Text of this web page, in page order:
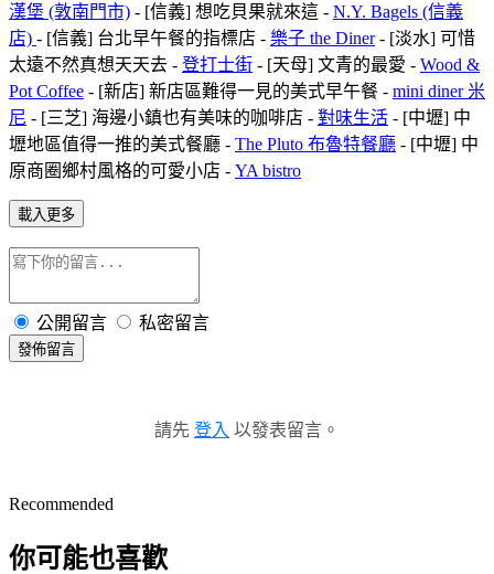
漢堡 (敦南門市) - [信義] 想吃貝果就來這 - N.Y. Bagels (信義
店) - [信義] 台北早午餐的指標店 - 樂子 the Diner- [淡水] 可惜
太遠不然真想天天去 - 登打士街 - [天母] 文青的最愛 - Wood &
Pot Coffee - [新店] 新店區難得一見的美式早午餐 - mini diner 米
尼 - [三芝] 海邊小鎮也有美味的咖啡店 - 對味生活 - [中壢] 中
壢地區值得一推的美式餐廳 - The Pluto 布魯特餐廳 - [中壢] 中
原商圈鄉村風格的可愛小店 - YA bistro
載入更多
公開留言 私密留言
發佈留言
請先 登入 以發表留言。
Recommended
你可能也喜歡